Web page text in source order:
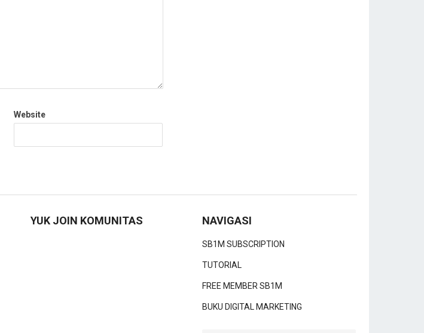
Website
YUK JOIN KOMUNITAS NAVIGASI
SB1M SUBSCRIPTION
TUTORIAL
FREE MEMBER SB1M
BUKU DIGITAL MARKETING